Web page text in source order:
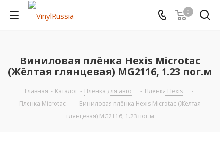
0
Виниловая плёнка Hexis Microtac
(Жёлтая глянцевая) MG2116, 1.23 пог.м
Главная - Каталог - Пленка для авто - Пленка Hexis
-
Пленка Microtac
- Виниловая плёнка Hexis Microtac (Жёлтая
глянцевая) MG2116, 1.23 пог.м